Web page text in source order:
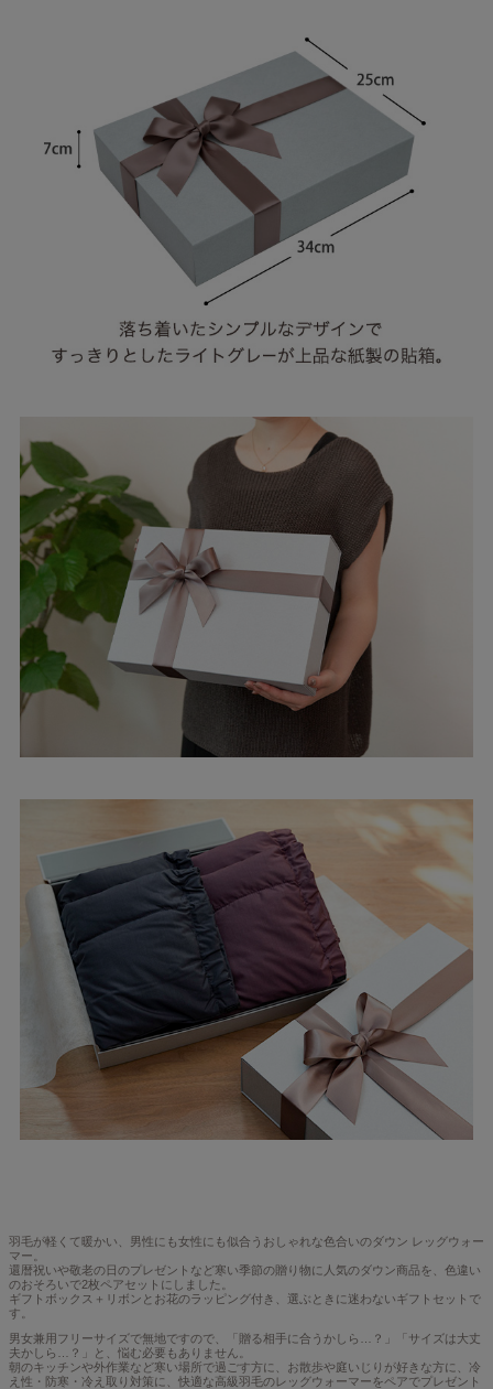
羽毛が軽くて暖かい、男性にも女性にも似合うおしゃれな色合いのダウン レッグウォー
マー。
還暦祝いや敬老の日のプレゼントなど寒い季節の贈り物に人気のダウン商品を、色違い
のおそろいで2枚ペアセットにしました。
ギフトボックス＋リボンとお花のラッピング付き、選ぶときに迷わないギフトセットで
す。
男女兼用フリーサイズで無地ですので、「贈る相手に合うかしら…？」「サイズは大丈
夫かしら…？」と、悩む必要もありません。
朝のキッチンや外作業など寒い場所で過ごす方に、お散歩や庭いじりが好きな方に、冷
え性・防寒・冷え取り対策に、快適な高級羽毛のレッグウォーマーをペアでプレゼント